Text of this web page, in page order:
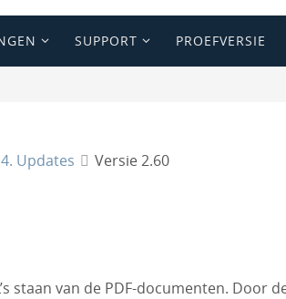
SUPPORT PROEFVERSIE
4. Updates Versie 2.60
staan van de PDF-documenten. Door